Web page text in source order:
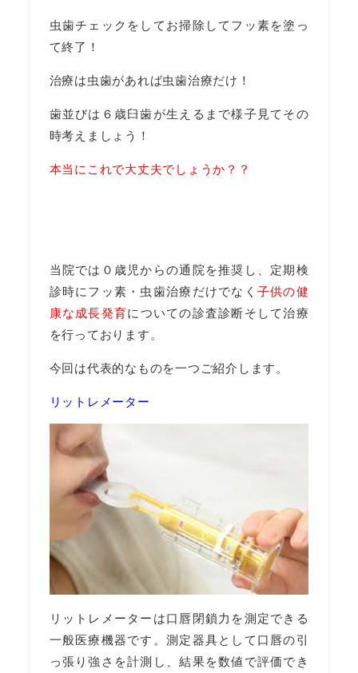
虫歯チェックをしてお掃除してフッ素を塗っ
て終了！
治療は虫歯があれば虫歯治療だけ！
歯並びは６歳臼歯が生えるまで様子見てその
時考えましょう！
本当にこれで大丈夫でしょうか？？
当院では０歳児からの通院を推奨し、定期検
診時にフッ素・虫歯治療だけでなく 子供の健
康な成長発育についての診査診断そして治療
を行っております。
今回は代表的なものを一つご紹介します。
リットレメーター
リットレメーターは口唇閉鎖力を測定できる
一般医療機器です。測定器具として口唇の引
っ張り強さを計測し、結果を数値で評価でき